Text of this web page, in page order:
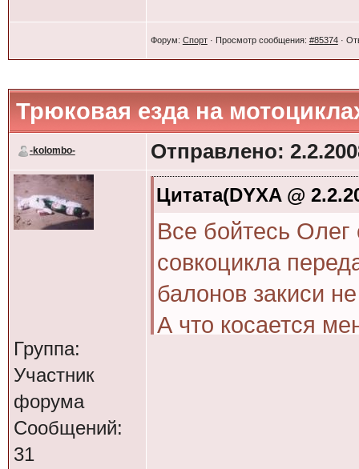
Форум: Спорт· Просмотр сообщения: #85374·
Трюковая езда на
-kolombo- Отправлено:
Группа:
Участник
форума
Сообщений:
31
Цитата(DYXA @
Все бойтесь Олег
совкоцикла
балонов закиси
А что косается